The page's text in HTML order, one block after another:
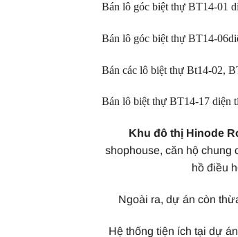
Bán lô góc biệt thự BT14-01
Bán lô góc biệt thự BT14-
Bán các lô biệt thự Bt14-02,
Bán lô biệt thự BT14-17 diện
Khu đô thị Hinode
shophouse, căn hộ chung
hồ điều
Ngoài ra, dự án còn
Hệ thống tiện ích tại dự